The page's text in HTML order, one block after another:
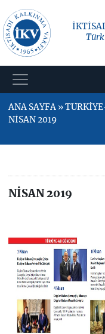
ANA SAYFA »
NİSAN 2019
NİSAN 2019